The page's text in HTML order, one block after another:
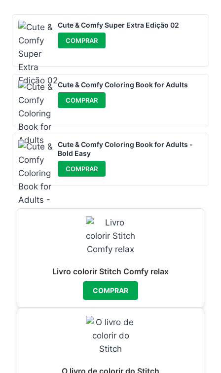
Cute & Comfy Super Extra Edição 02
COMPRAR
Cute & Comfy Coloring Book for Adults
COMPRAR
Cute & Comfy Coloring Book for Adults -
Bold Easy
COMPRAR
Livro colorir Stitch Comfy relax
COMPRAR
O livro de colorir do Stitch